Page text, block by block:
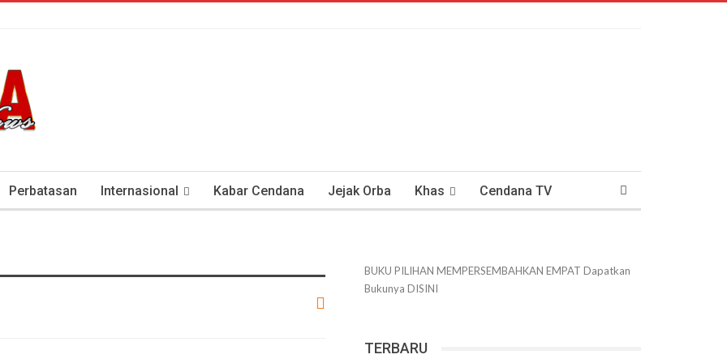
Perbatasan Internasional Kabar Cendana Jejak Orba Khas Cendana TV
BUKU PILIHAN MEMPERSEMBAHKAN EMPAT Dapatkan
Bukunya DISINI
TERBARU